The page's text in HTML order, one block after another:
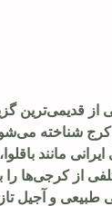
از قدیمی‌ترین
شناخته
مانند
از کرجی‌ها را
طبیعی و آجیل